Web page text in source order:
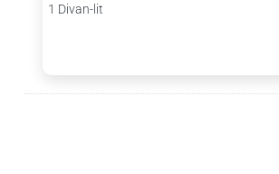
1 Divan-lit